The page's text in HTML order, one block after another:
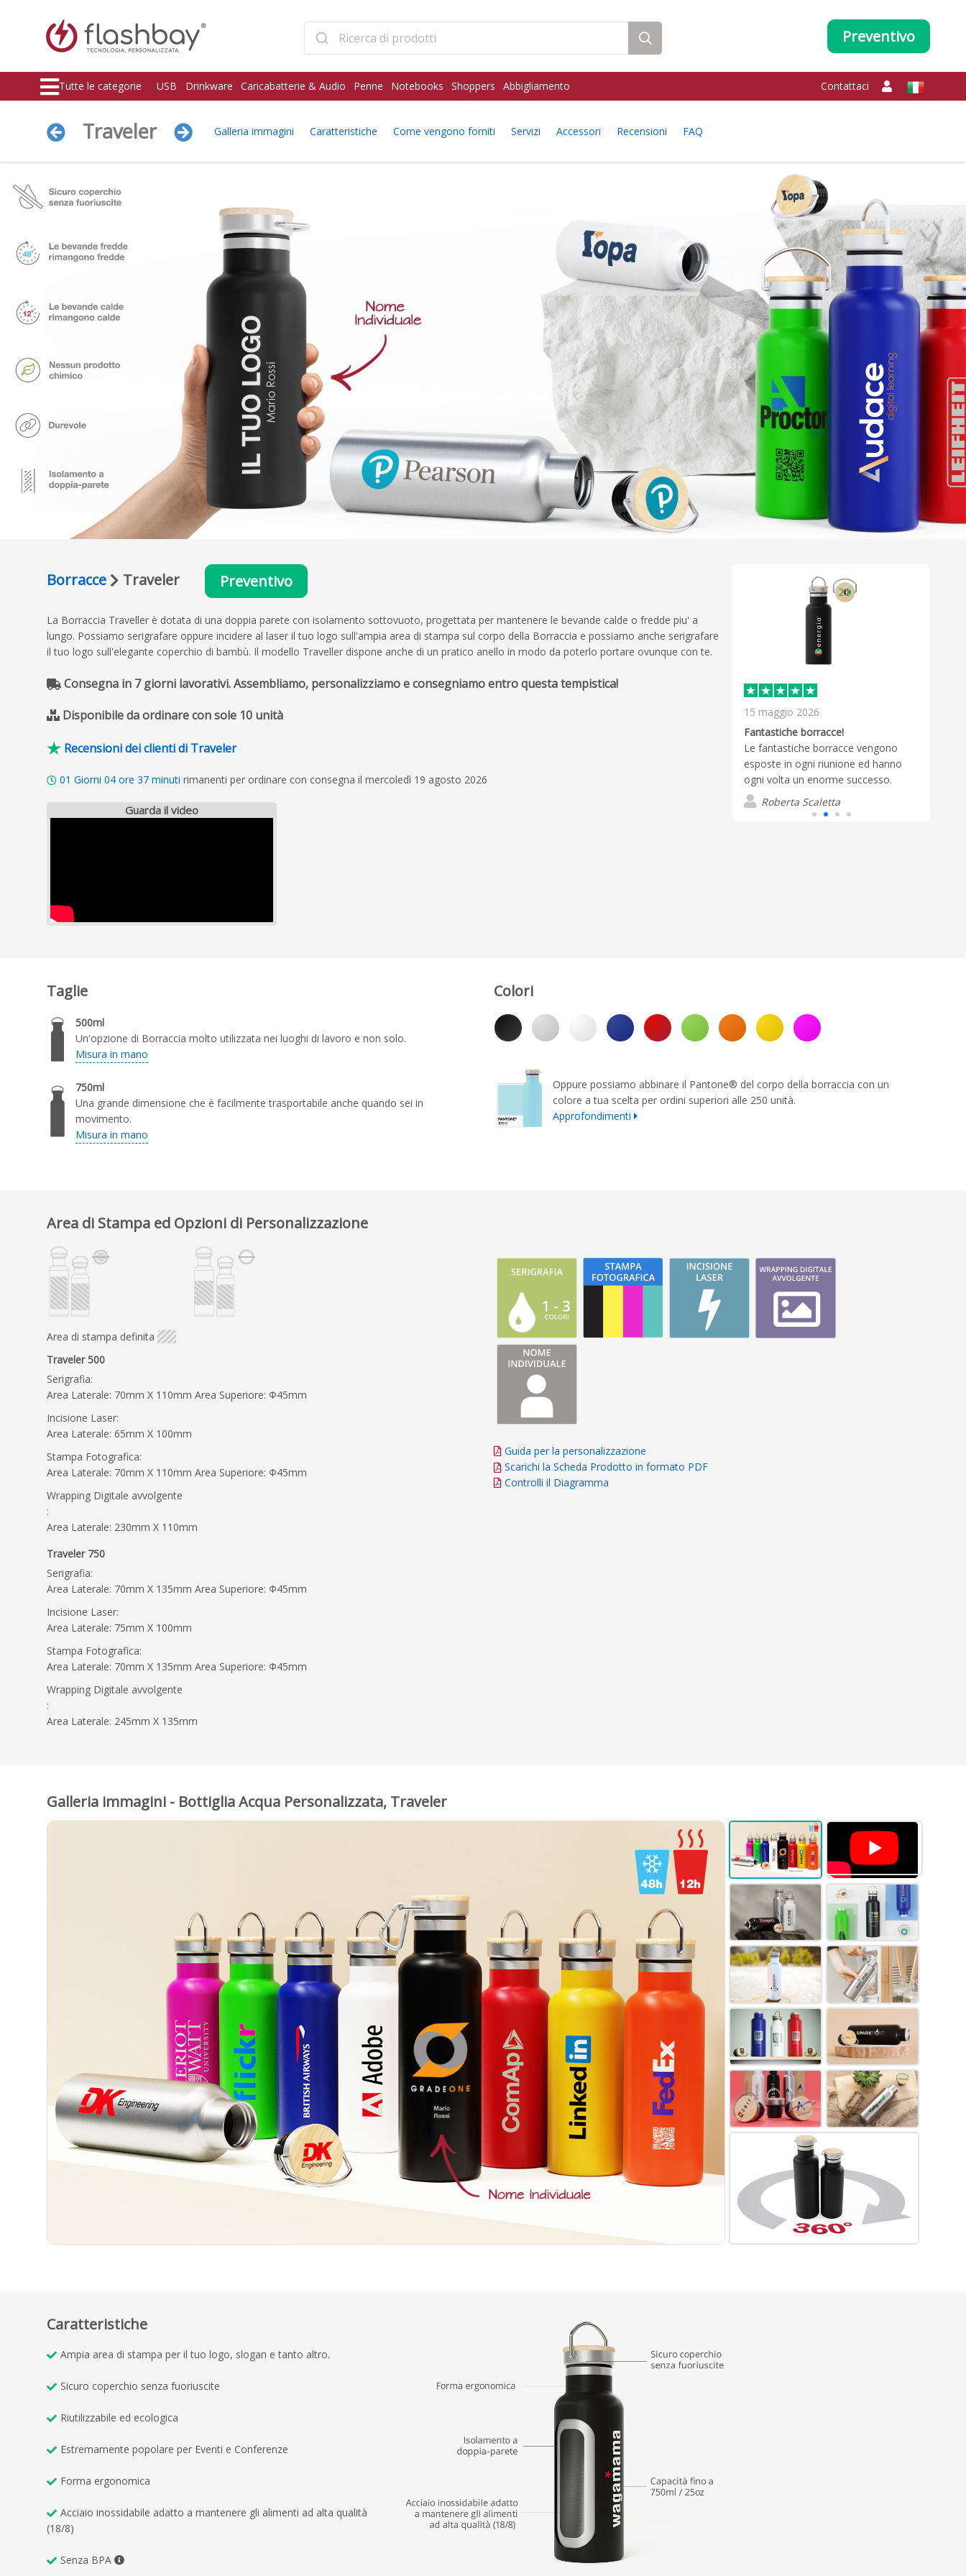
Preventivo
Tutte le categorie USB Drinkware Caricabatterie & Audio Penne Notebooks Shoppers Abbigliamento Contattaci
Traveler Galleria immagini Caratteristiche Come vengono forniti Servizi Accessori Recensioni FAQ
Borracce Traveler Preventivo
La Borraccia Traveller è dotata di una doppia parete con isolamento sottovuoto, progettata per mantenere le bevande calde o fredde piu' a
lungo. Possiamo serigrafare oppure incidere al laser il tuo logo sull'ampia area di stampa sul corpo della Borraccia e possiamo anche serigrafare
il tuo logo sull'elegante coperchio di bambù. Il modello Traveller dispone anche di un pratico anello in modo da poterlo portare ovunque con te.
Consegna in 7 giorni lavorativi. Assembliamo, personalizziamo e consegniamo entro questa tempistica!
Disponibile da ordinare con sole 10 unità
Recensioni dei clienti di Traveler
01 Giorni 04 ore 37 minuti rimanenti per ordinare con consegna il mercoledì 19 agosto 2026
Guarda il video
15 maggio 2026
Fantastiche borracce!
Le fantastiche borracce vengono
esposte in ogni riunione ed hanno
ogni volta un enorme successo.
Roberta Scaletta
Taglie
500ml
Un'opzione di Borraccia molto utilizzata nei luoghi di lavoro e non solo.
Misura in mano
750ml
Una grande dimensione che è facilmente trasportabile anche quando sei in
movimento.
Misura in mano
Colori
Oppure possiamo abbinare il Pantone® del corpo della borraccia con un
colore a tua scelta per ordini superiori alle 250 unità.
Approfondimenti
Area di Stampa ed Opzioni di Personalizzazione
Area di stampa definita
Traveler 500
Serigrafia:
Area Laterale: 70mm X 110mm Area Superiore: Φ45mm
Incisione Laser:
Area Laterale: 65mm X 100mm
Stampa Fotografica:
Area Laterale: 70mm X 110mm Area Superiore: Φ45mm
Wrapping Digitale avvolgente
:
Area Laterale: 230mm X 110mm
Traveler 750
Serigrafia:
Area Laterale: 70mm X 135mm Area Superiore: Φ45mm
Incisione Laser:
Area Laterale: 75mm X 100mm
Stampa Fotografica:
Area Laterale: 70mm X 135mm Area Superiore: Φ45mm
Wrapping Digitale avvolgente
:
Area Laterale: 245mm X 135mm
Guida per la personalizzazione
Scarichi la Scheda Prodotto in formato PDF
Controlli il Diagramma
Galleria immagini - Bottiglia Acqua Personalizzata, Traveler
Caratteristiche
Ampia area di stampa per il tuo logo, slogan e tanto altro.
Sicuro coperchio senza fuoriuscite
Riutilizzabile ed ecologica
Estremamente popolare per Eventi e Conferenze
Forma ergonomica
Acciaio inossidabile adatto a mantenere gli alimenti ad alta qualità
(18/8)
Senza BPA